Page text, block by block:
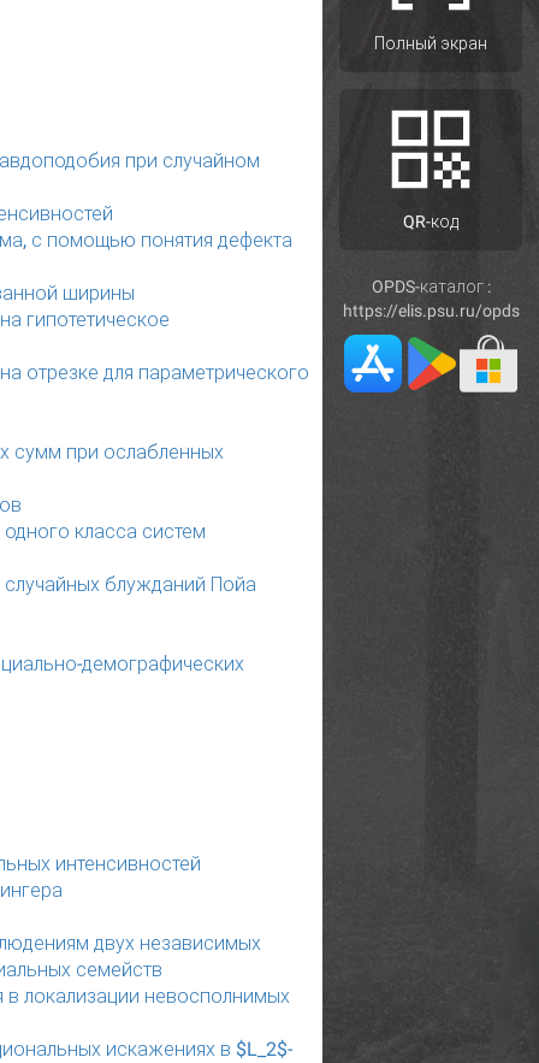
при случайном
с помощью понятия дефекта
ширины
гипотетическое
отрезке для параметрического
сумм при ослабленных
класса систем
блужданий Пойа
демографических
интенсивностей
двух независимых
семейств
локализации невосполнимых
искажениях в $L_2$-
Полный экран
QR-код
OPDS-каталог :
https://elis.psu.ru/opds